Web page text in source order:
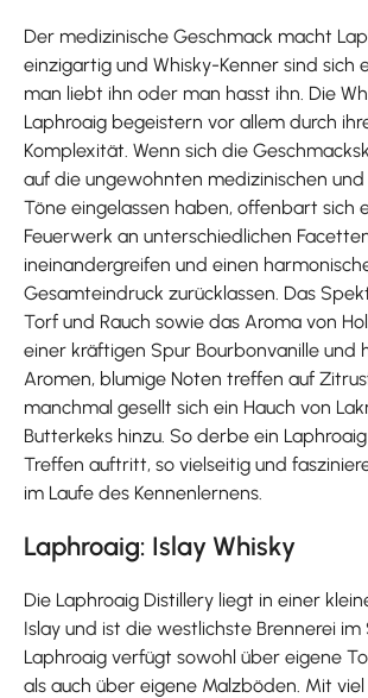
Der medizinische Geschmack macht
einzigartig und Whisky-Kenner sind sich
man liebt ihn oder man hasst ihn. Die
Laphroaig begeistern vor allem durch
Komplexität. Wenn sich die
auf die ungewohnten medizinischen
Töne eingelassen haben, offenbart sich
Feuerwerk an unterschiedlichen
ineinandergreifen und einen
Gesamteindruck zurücklassen. Das
Torf und Rauch sowie das Aroma von
einer kräftigen Spur Bourbonvanille und
Aromen, blumige Noten treffen auf
manchmal gesellt sich ein Hauch von
Butterkeks hinzu. So derbe ein
Treffen auftritt, so vielseitig und
im Laufe des Kennenlernens.
Laphroaig: Islay Whisky
Die Laphroaig Distillery liegt in einer
Islay und ist die westlichste Brennerei im
Laphroaig verfügt sowohl über eigene
als auch über eigene Malzböden. Mit